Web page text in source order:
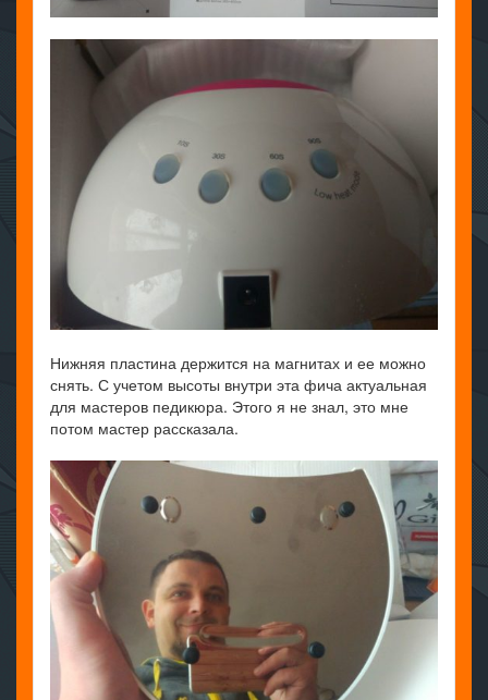
Нижняя пластина держится на магнитах и ее можно
снять. С учетом высоты внутри эта фича актуальная
для мастеров педикюра. Этого я не знал, это мне
потом мастер рассказала.